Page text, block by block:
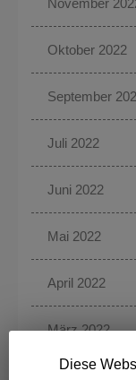
Oktober 2022
September
Juli 2022
Juni 2022
Mai 2022
April 2022
März 2022
Diese